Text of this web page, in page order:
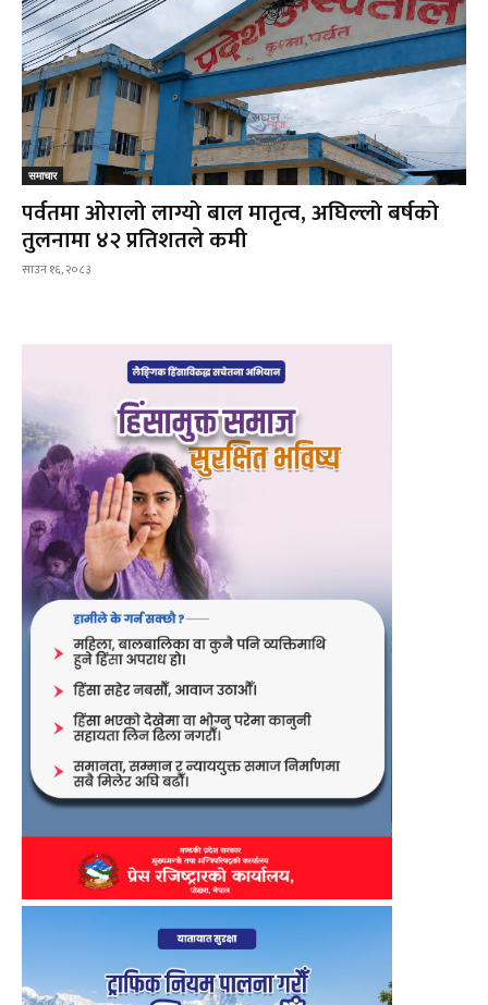
समाचार
पर्वतमा ओरालो लाग्यो बाल मातृत्व, अघिल्लो बर्षको
तुलनामा ४२ प्रतिशतले कमी
साउन १६, २०८३